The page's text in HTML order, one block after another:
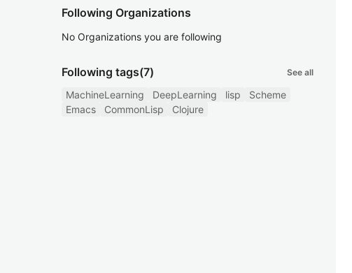
Following Organizations
No Organizations you are following
Following tags(7) See all
MachineLearning DeepLearning lisp
Scheme
Emacs
CommonLisp Clojure